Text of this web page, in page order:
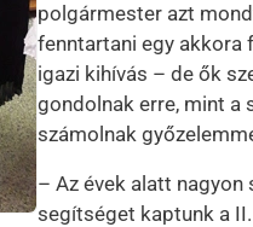
polgármester azt
fenntartani egy akkora
igazi kihívás – de ők
gondolnak erre, mint a
számolnak
– Az évek alatt
segítséget kaptunk a